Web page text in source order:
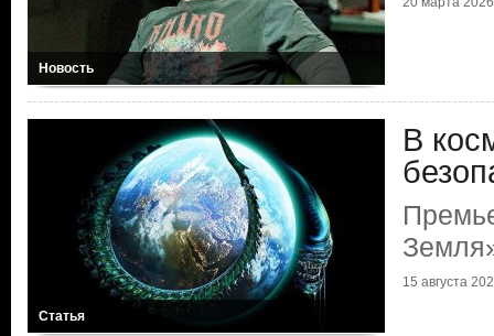
Новость
Статья
В
15 августа